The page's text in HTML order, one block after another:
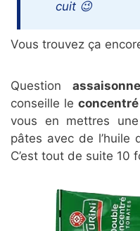
cuit 😉
Vous trouvez ça
Question
conseille le
vous en mettres
pâtes avec de l’huile
C’est tout de suite 10